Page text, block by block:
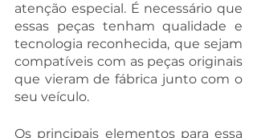
atenção especial. É necessário que
essas peças tenham qualidade e
tecnologia reconhecida, que sejam
compatíveis com as peças originais
que vieram de fábrica junto com o
seu veículo.
Os principais elementos para essa